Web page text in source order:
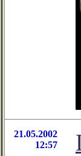
21.05.2002
12:57